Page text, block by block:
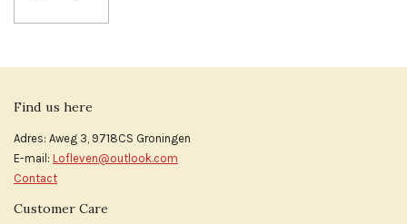
Find us here
Adres: Aweg 3, 9718CS Groningen
E-mail: Lofleven@outlook.com
Contact
Customer Care